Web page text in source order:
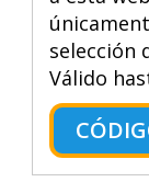
selección
Válido